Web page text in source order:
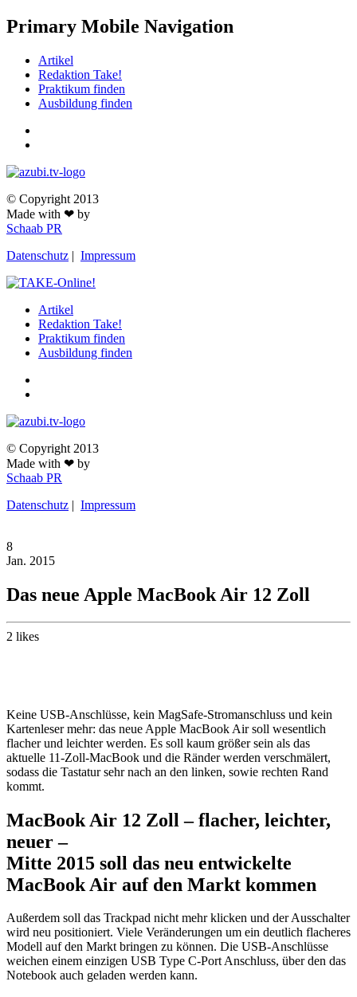
Primary Mobile Navigation
Artikel
Redaktion Take!
Praktikum finden
Ausbildung finden
© Copyright 2013
Made with ❤ by
Schaab PR
Datenschutz | Impressum
Artikel
Redaktion Take!
Praktikum finden
Ausbildung finden
© Copyright 2013
Made with ❤ by
Schaab PR
Datenschutz | Impressum
8
Jan. 2015
Das neue Apple MacBook Air 12 Zoll
2 likes
Keine USB-Anschlüsse, kein MagSafe-Stromanschluss und kein
Kartenleser mehr: das neue Apple MacBook Air soll wesentlich
flacher und leichter werden. Es soll kaum größer sein als das
aktuelle 11-Zoll-MacBook und die Ränder werden verschmälert,
sodass die Tastatur sehr nach an den linken, sowie rechten Rand
kommt.
MacBook Air 12 Zoll – flacher, leichter,
neuer –
Mitte 2015 soll das neu entwickelte
MacBook Air auf den Markt kommen
Außerdem soll das Trackpad nicht mehr klicken und der Ausschalter
wird neu positioniert. Viele Veränderungen um ein deutlich flacheres
Modell auf den Markt bringen zu können. Die USB-Anschlüsse
weichen einem einzigen USB Type C-Port Anschluss, über den das
Notebook auch geladen werden kann.